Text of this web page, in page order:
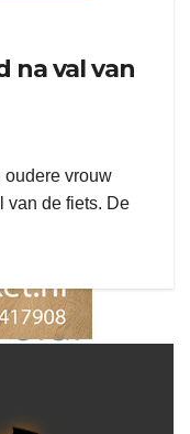
na val van
oudere vrouw
van de fiets. De